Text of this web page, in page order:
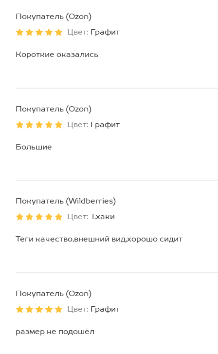
Покупатель (Ozon)
Цвет: Графит
Короткие оказались
Покупатель (Ozon)
Цвет: Графит
Большие
Покупатель (Wildberries)
Цвет: Т.хаки
Теги качество,внешний вид,хорошо сидит
Покупатель (Ozon)
Цвет: Графит
размер не подошёл